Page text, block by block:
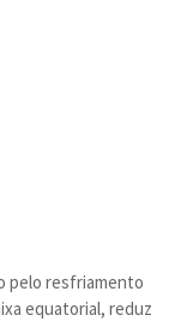
pelo resfriamento
equatorial, reduz